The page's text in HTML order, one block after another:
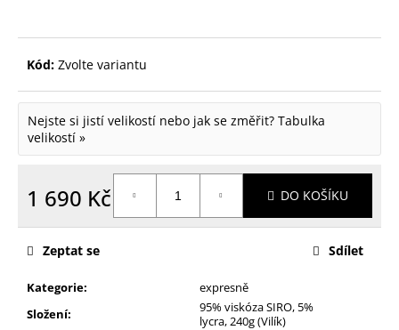
Kód: Zvolte variantu
Nejste si jistí velikostí nebo jak se změřit? Tabulka
velikostí »
1 690 Kč DO KOŠÍKU
Kategorie:
expresně
Složení:
95% viskóza SIRO, 5%
lycra, 240g (Vilík)
Zeptat se Sdílet
e
m
e